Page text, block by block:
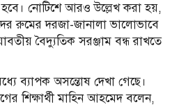
নোটিশে আরও উল্লেখ করা হয়,
রুমের দরজা-জানালা ভালোভাবে
বৈদ্যুতিক সরঞ্জাম বন্ধ রাখতে
মধ্যে ব্যাপক অসন্তোষ দেখা গেছে।
শিক্ষার্থী মাহিন আহমেদ বলেন,